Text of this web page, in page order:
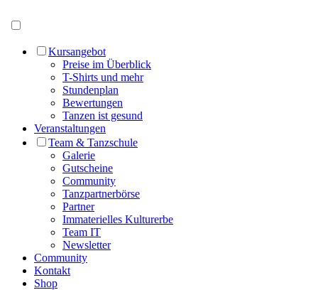
Kursangebot
Preise im Überblick
T-Shirts und mehr
Stundenplan
Bewertungen
Tanzen ist gesund
Veranstaltungen
Team & Tanzschule
Galerie
Gutscheine
Community
Tanzpartnerbörse
Partner
Immaterielles Kulturerbe
Team IT
Newsletter
Community
Kontakt
Shop